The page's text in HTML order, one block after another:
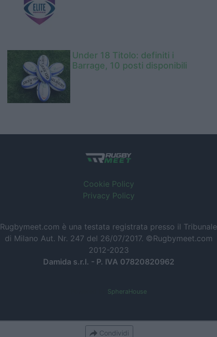
Under 18 Titolo: definiti i
Barrage, 10 posti disponibili
Cookie Policy
Privacy Policy
Rugbymeet.com è una testata registrata presso il Tribunale
di Milano Aut. Nr. 247 del 26/07/2017. ©Rugbymeet.com
2012-2023
Damida s.r.l. - P. IVA 07820820962
SpheraHouse
Condividi